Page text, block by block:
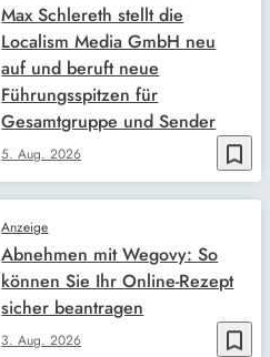
bookmark_border
5. Aug. 2026
Max Schlereth stellt die
Localism Media GmbH neu
auf und beruft neue
Führungsspitzen für
Gesamtgruppe und Sender
bookmark_border
Anzeige
3. Aug. 2026
Abnehmen mit Wegovy: So
können Sie Ihr Online-Rezept
sicher beantragen